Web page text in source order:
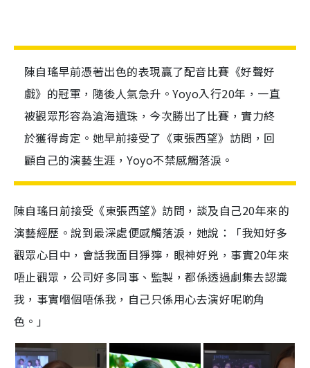
陳自瑤早前憑著出色的表現贏了配音比賽《好聲好
戲》的冠軍，隨後人氣急升。Yoyo入行20年，一直
被觀眾形容為滄海遺珠，今次勝出了比賽，實力終
於獲得肯定。她早前接受了《東張西望》訪問，回
顧自己的演藝生涯，Yoyo不禁感觸落淚。
陳自瑤日前接受《東張西望》訪問，談及自己20年來的
演藝經歷。說到最深處便感觸落淚，她說：「我知好多
觀眾心目中，會話我面目猙獰，眼神好兇，事實20年來
唔止觀眾，公司好多同事、監製，都係透過劇集去認識
我，事實嗰個唔係我，自己只係用心去演好呢啲角
色。」